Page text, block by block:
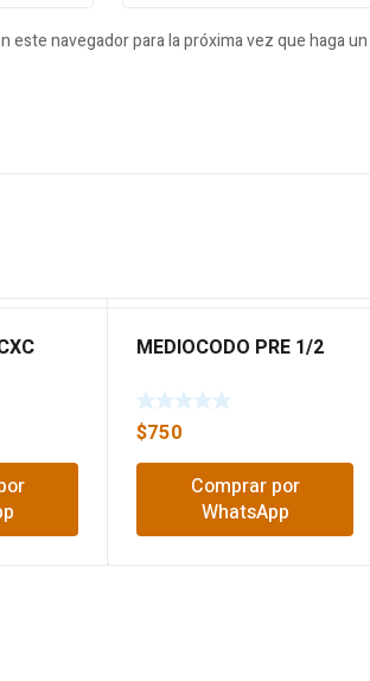
navegador para la próxima vez que haga
MEDIOCODO PRE 1/2
$750
Comprar por
WhatsApp